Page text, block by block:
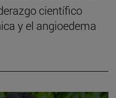
científico
y el angioedema